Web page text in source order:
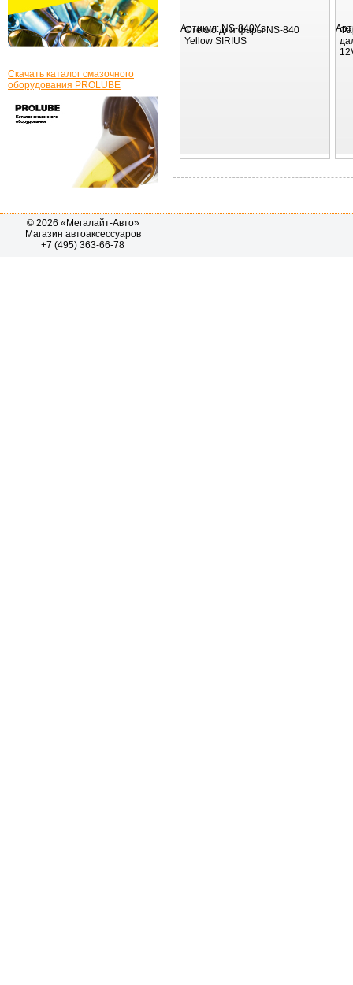
Стекло для фары NS-840
Yellow SIRIUS
Артикул:NS-840Ys
Скачать каталог смазочного
оборудования PROLUBE
© 2026 «Мегалайт-Авто»
Магазин автоаксессуаров
+7 (495) 363-66-78